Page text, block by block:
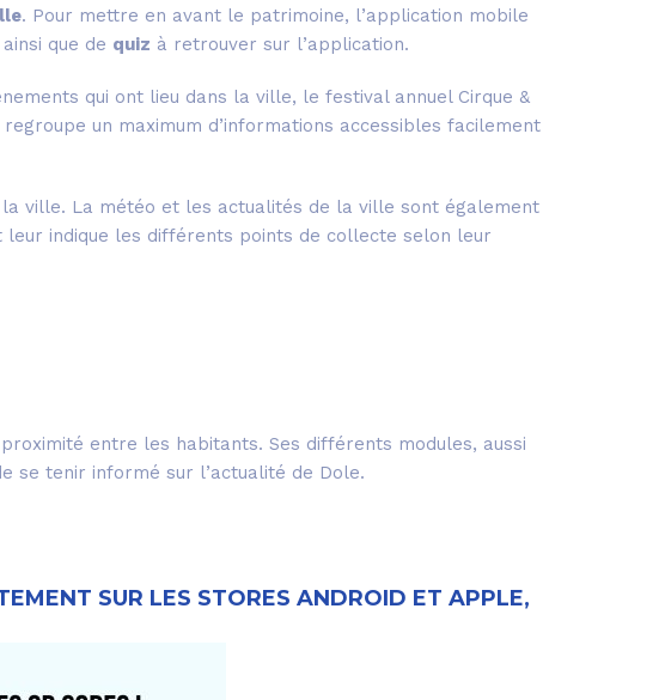
. Pour mettre en avant le patrimoine, l’application mobile
ainsi que de quiz à retrouver sur l’application.
qui ont lieu dans la ville, le festival annuel Cirque &
un maximum d’informations accessibles facilement
ville. La météo et les actualités de la ville sont également
indique les différents points de collecte selon leur
entre les habitants. Ses différents modules, aussi
se tenir informé sur l’actualité de Dole.
SUR LES STORES ANDROID ET APPLE,